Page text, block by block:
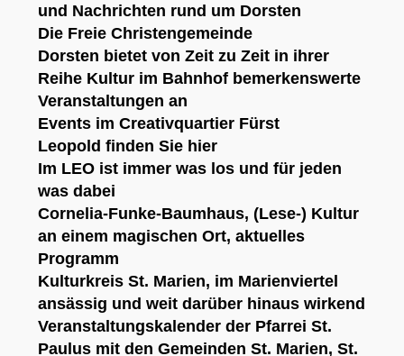
und Nachrichten rund um Dorsten
Die Freie Christengemeinde
Dorsten bietet von Zeit zu Zeit in ihrer
Reihe Kultur im Bahnhof bemerkenswerte
Veranstaltungen an
Events im Creativquartier Fürst
Leopold finden Sie hier
Im LEO ist immer was los und für jeden
was dabei
Cornelia-Funke-Baumhaus, (Lese-) Kultur
an einem magischen Ort,aktuelles
Programm
Kulturkreis St. Marien, im Marienviertel
ansässig und weit darüber hinaus wirkend
Veranstaltungskalender der Pfarrei St.
Paulus mit den Gemeinden St. Marien, St.